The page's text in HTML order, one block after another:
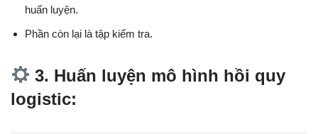
huấn luyện.
Phần còn lại là tập kiểm tra.
3. Huấn luyện mô hình hồi quy
logistic: